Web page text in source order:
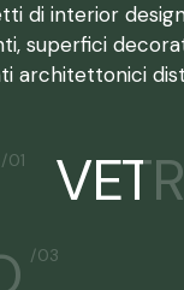
di interior
superfici
architettonici
/01
/01
/03
/03